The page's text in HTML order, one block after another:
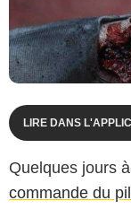
LIRE DANS
Quelques jours
commande du